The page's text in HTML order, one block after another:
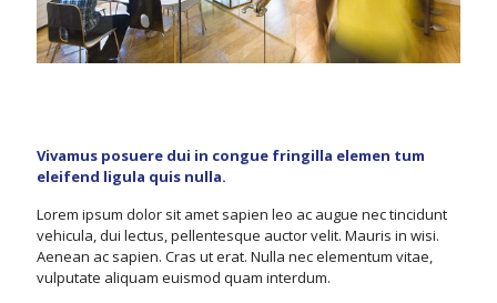
Vivamus posuere dui in congue fringilla elemen tum
eleifend ligula quis nulla.
Lorem ipsum dolor sit amet sapien leo ac augue nec tincidunt
vehicula, dui lectus, pellentesque auctor velit. Mauris in wisi.
Aenean ac sapien. Cras ut erat. Nulla nec elementum vitae,
vulputate aliquam euismod quam interdum.